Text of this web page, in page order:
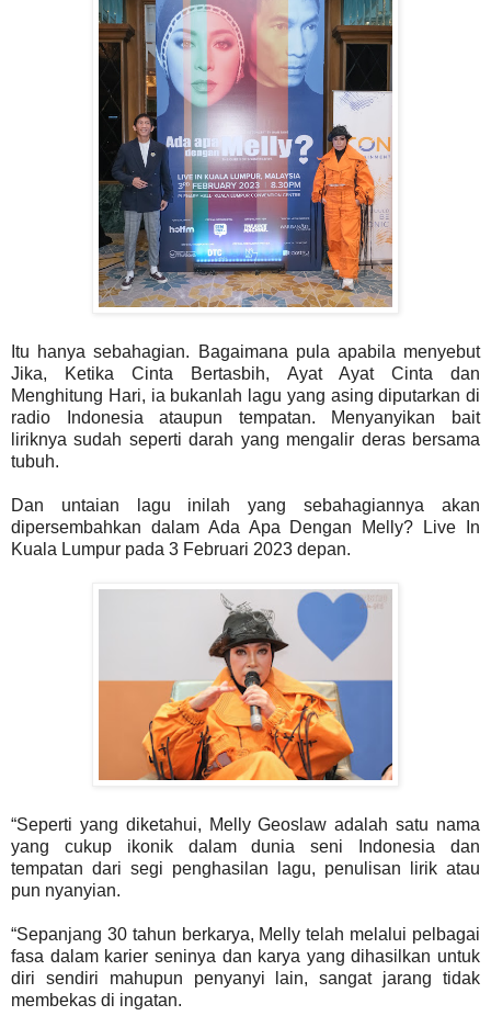
Itu hanya sebahagian. Bagaimana pula apabila menyebut
Jika, Ketika Cinta Bertasbih, Ayat Ayat Cinta dan
Menghitung Hari, ia bukanlah lagu yang asing diputarkan di
radio Indonesia ataupun tempatan. Menyanyikan bait
liriknya sudah seperti darah yang mengalir deras bersama
tubuh.
Dan untaian lagu inilah yang sebahagiannya akan
dipersembahkan dalam Ada Apa Dengan Melly? Live In
Kuala Lumpur pada 3 Februari 2023 depan.
“Seperti yang diketahui, Melly Geoslaw adalah satu nama
yang cukup ikonik dalam dunia seni Indonesia dan
tempatan dari segi penghasilan lagu, penulisan lirik atau
pun nyanyian.
“Sepanjang 30 tahun berkarya, Melly telah melalui pelbagai
fasa dalam karier seninya dan karya yang dihasilkan untuk
diri sendiri mahupun penyanyi lain, sangat jarang tidak
membekas di ingatan.